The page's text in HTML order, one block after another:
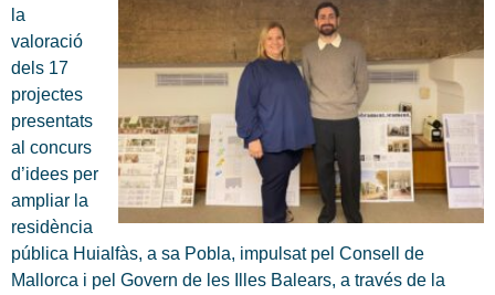
la
valoració
dels 17
projectes
presentats
al concurs
d’idees per
ampliar la
residència
pública Huialfàs, a sa Pobla, impulsat pel Consell de
Mallorca i pel Govern de les Illes Balears, a través de la